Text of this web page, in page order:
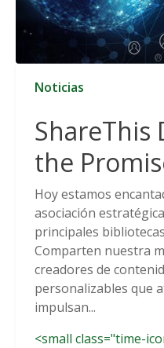
Noticias
ShareThis
the
Solutions
Hoy estamos
asociación
principales
Comparten nuestra
creadores de
personalizables que
impulsan...
<small class="time-